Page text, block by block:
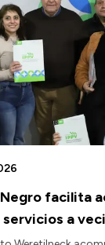
facilita
a